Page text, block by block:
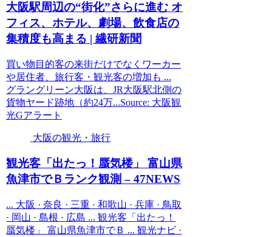
大阪駅周辺の“街化”さらに進む オ
フィス、ホテル、劇場、飲食店の
集積度も高まる | 繊研新聞
買い物目的客の来街だけでなくワーカー
や居住者、旅行客・観光客の増加も ...
グラングリーン大阪は、JR大阪駅北側の
貨物ヤード跡地（約24万...Source: 大阪観
光Gアラート
大阪の観光・旅行
観光客「出たっ！蜃気楼」 富山県
魚津市でＢランク観測 – 47NEWS
... 大阪 · 奈良 · 三重 · 和歌山 · 兵庫 · 鳥取
· 岡山 · 島根 · 広島 ... 観光客「出たっ！
蜃気楼」 富山県魚津市でＢ ... 観光ナビ ·